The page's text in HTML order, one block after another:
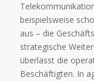
beispielsweise
aus – die
strategische
überlässt die
Beschäftigten. In